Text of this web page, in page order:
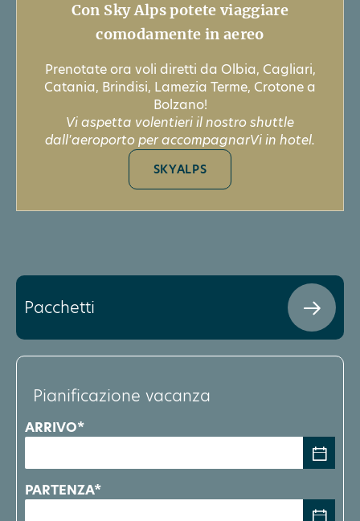
Con Sky Alps potete viaggiare
comodamente in aereo
Prenotate ora voli diretti da Olbia, Cagliari,
Catania, Brindisi, Lamezia Terme, Crotone a
Bolzano!
Vi aspetta volentieri il nostro shuttle
dall'aeroporto per accompagnarVi in hotel.
SKYALPS
Pacchetti
Pianificazione vacanza
ARRIVO*
PARTENZA*